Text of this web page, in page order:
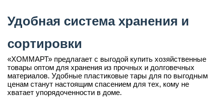
Удобная система хранения и
сортировки
«ХОММАРТ» предлагает с выгодой купить хозяйственные
товары оптом для хранения из прочных и долговечных
материалов. Удобные пластиковые тары для по выгодным
ценам станут настоящим спасением для тех, кому не
хватает упорядоченности в доме.